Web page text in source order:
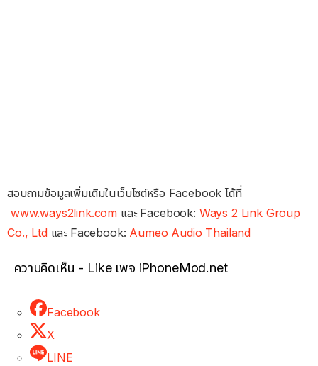
สอบถามข้อมูลเพิ่มเติมในเว็บไซต์หรือ Facebook ได้ที่
www.ways2link.com และ Facebook: Ways 2 Link Group
Co., Ltdและ Facebook: Aumeo Audio Thailand
ความคิดเห็น - Like เพจ iPhoneMod.net
Facebook
X
LINE